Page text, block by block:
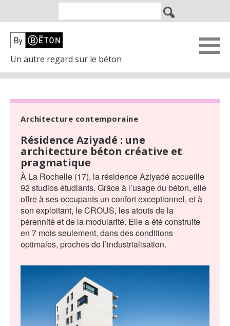
Un autre regard sur le béton
Architecture contemporaine
Résidence Aziyadé : une
architecture béton créative et
pragmatique
À La Rochelle (17), la résidence Aziyadé accueille
92 studios étudiants. Grâce à l’usage du béton, elle
offre à ses occupants un confort exceptionnel, et à
son exploitant, le CROUS, les atouts de la
pérennité et de la modularité. Elle a été construite
en 7 mois seulement, dans des conditions
optimales, proches de l’industrialisation.